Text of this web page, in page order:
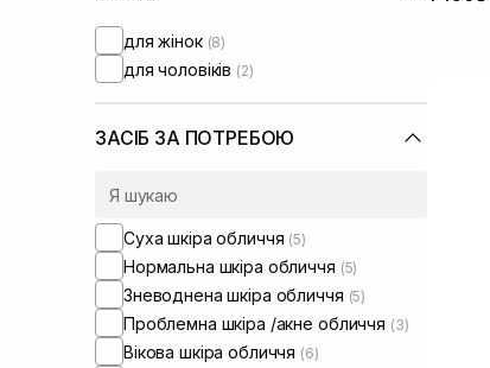
для жінок (8)
для чоловіків (2)
ЗАСІБ ЗА ПОТРЕБОЮ
Суха шкіра обличчя (5)
Нормальна шкіра обличчя (5)
Зневоднена шкіра обличчя (5)
Проблемна шкіра /акне обличчя (3)
Вікова шкіра обличчя (6)